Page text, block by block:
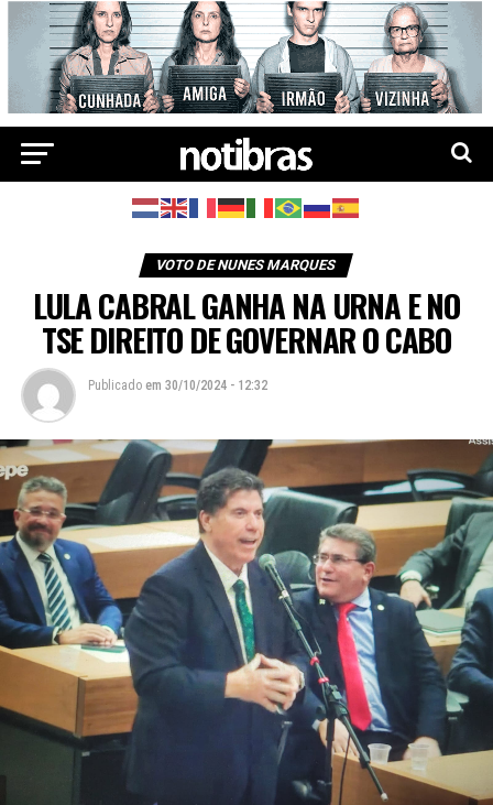
VOTO DE NUNES MARQUES
LULA CABRAL GANHA NA URNA E NO
TSE DIREITO DE GOVERNAR O CABO
Publicado em 30/10/2024 - 12:32